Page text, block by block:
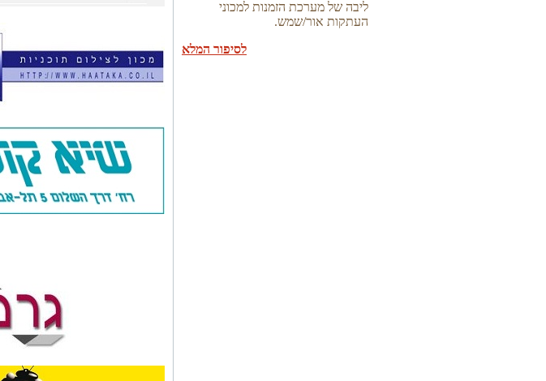
ליבה של מערכת הזמנות למכוני
העתקות אור/שמש.
לסיפור המלא